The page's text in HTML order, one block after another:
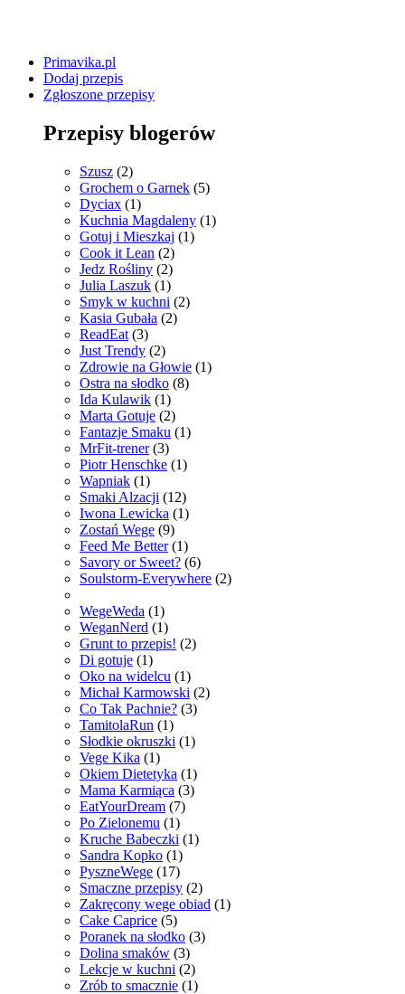
Primavika.pl
Dodaj przepis
Zgłoszone przepisy
Przepisy blogerów
Szusz (2)
Grochem o Garnek (5)
Dyciax (1)
Kuchnia Magdaleny (1)
Gotuj i Mieszkaj (1)
Cook it Lean (2)
Jedz Rośliny (2)
Julia Laszuk (1)
Smyk w kuchni (2)
Kasia Gubała (2)
ReadEat (3)
Just Trendy (2)
Zdrowie na Głowie (1)
Ostra na słodko (8)
Ida Kulawik (1)
Marta Gotuje (2)
Fantazje Smaku (1)
MrFit-trener(3)
Piotr Henschke (1)
Wapniak (1)
Smaki Alzacji (12)
Iwona Lewicka (1)
Zostań Wege (9)
Feed Me Better(1)
Savory or Sweet? (6)
Soulstorm-Everywhere (2)
WegeWeda (1)
WeganNerd (1)
Grunt to przepis! (2)
Di gotuje (1)
Oko na widelcu (1)
Michał Karmowski (2)
Co Tak Pachnie? (3)
TamitolaRun (1)
Słodkie okruszki (1)
Vege Kika (1)
Okiem Dietetyka (1)
Mama Karmiąca (3)
EatYourDream (7)
Po Zielonemu (1)
Kruche Babeczki (1)
Sandra Kopko (1)
PyszneWege (17)
Smaczne przepisy (2)
Zakręcony wege obiad (1)
Cake Caprice (5)
Poranek na słodko (3)
Dolina smaków (3)
Lekcje w kuchni (2)
Zrób to smacznie (1)